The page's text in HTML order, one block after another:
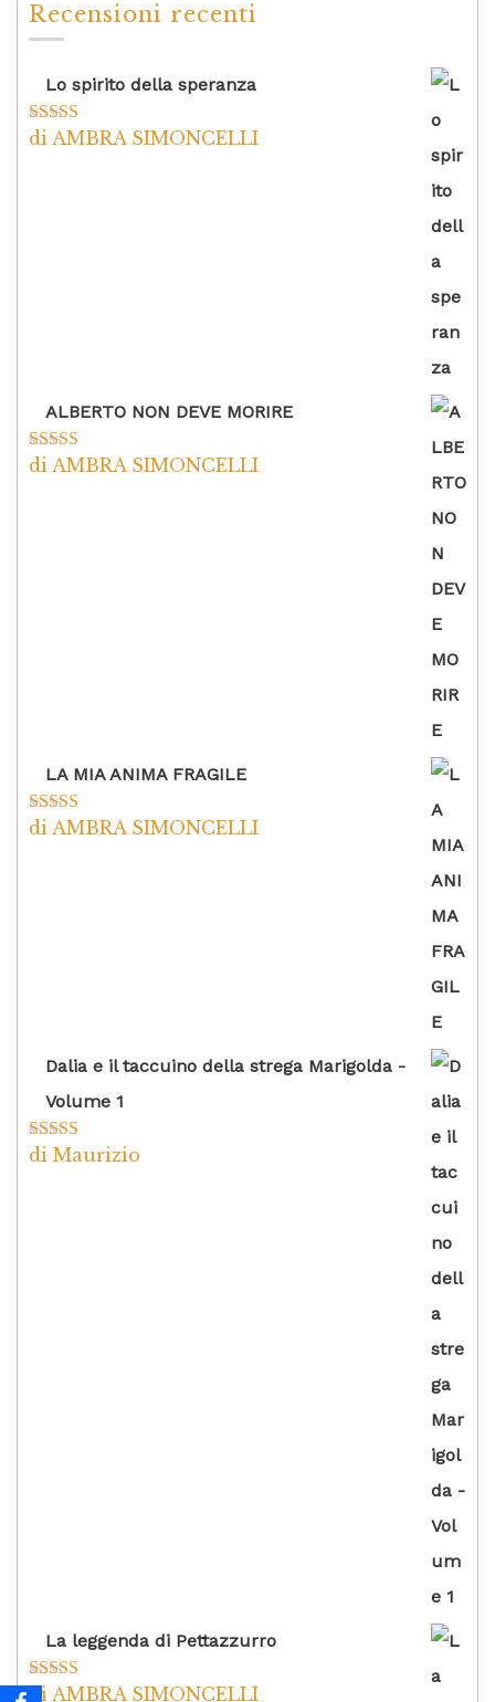
Recensioni recenti
Lo spirito della speranza
Valutato5su
di AMBRA SIMONCELLI
ALBERTO NON DEVE MORIRE
Valutato5su
di AMBRA SIMONCELLI
LA MIA ANIMA FRAGILE
Valutato5su
di AMBRA SIMONCELLI
Dalia e il taccuino della strega Marigolda -
Volume 1
Valutato4
di Maurizio
La leggenda di Pettazzurro
Valutato5su
di AMBRA SIMONCELLI